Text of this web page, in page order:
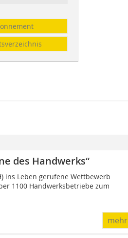
des Handwerks“
ins Leben gerufene Wettbewerb
1100 Handwerksbetriebe zum
mehr